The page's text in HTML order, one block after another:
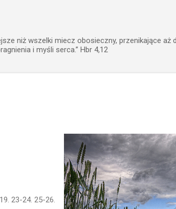
niż wszelki miecz obosieczny, przenikające aż
i myśli serca.” Hbr 4,12
23-24. 25-26.